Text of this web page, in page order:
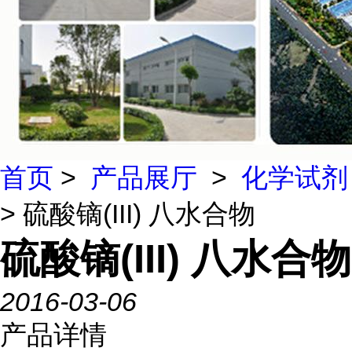
首页 > 产品展厅 > 化学试剂
> 硫酸镝(III) 八水合物
硫酸镝(III) 八水合物
2016-03-06
产品详情